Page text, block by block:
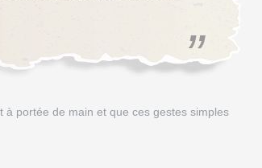
portée de main et que ces gestes simples